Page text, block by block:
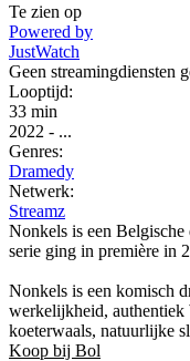
Te zien op
Powered by
JustWatch
Geen streamingdiensten
Looptijd:
33 min
2022 - ...
Genres:
Dramedy
Netwerk:
Streamz
Nonkels is een Belgische
serie ging in première in
Nonkels is een komisch
werkelijkheid, authentiek
koeterwaals, natuurlijke
Koop bij Bol